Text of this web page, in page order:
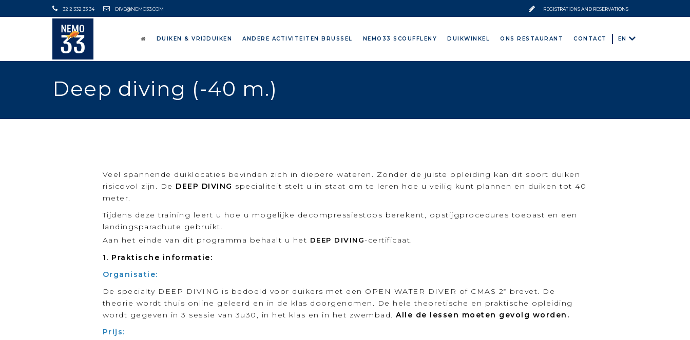
32 2 332 33 34 DIVE@NEMO33.COM REGISTRATIONS AND RESERVATIONS
DUIKEN & VRIJDUIKEN ANDERE ACTIVITEITEN BRUSSEL NEMO33 SCOUFFLENY DUIKWINKEL ONS RESTAURANT CONTACT EN
Deep diving (-40 m.)
Veel spannende duiklocaties bevinden zich in diepere wateren. Zonder de juiste opleiding kan dit soort duiken
risicovol zijn. De DEEP DIVING specialiteit stelt u in staat om te leren hoe u veilig kunt plannen en duiken tot 40
meter.
Tijdens deze training leert u hoe u mogelijke decompressiestops berekent, opstijgprocedures toepast en een
landingsparachute gebruikt.
Aan het einde van dit programma behaalt u het DEEP DIVING-certificaat.
1. Praktische informatie:
Organisatie:
De specialty DEEP DIVING is bedoeld voor duikers met een OPEN WATER DIVER of CMAS 2* brevet. De
theorie wordt thuis online geleerd en in de klas doorgenomen. De hele theoretische en praktische opleiding
wordt gegeven in 3 sessie van 3u30, in het klas en in het zwembad. Alle de lessen moeten gevolg worden.
Prijs: